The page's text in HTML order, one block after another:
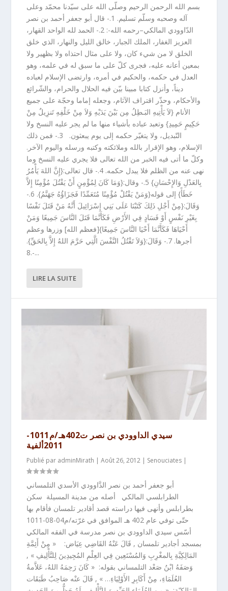
بسم الله الرحمن الرحيم وصلّى الله على سيّدنا محمّد وعلى
آله وصحبه وسلّم تسليم. 1.- قال أبو جعفر أحمد بن نصر
الدّاوودي المالكي–رحمه الله-: 2.- الحمد لله الواحد القهار،
العزيز الغفار، الملك الجبار، خالق الليل والنهار، الذي خلق
الخلق لا من شيء كان، ولا على مثال احتذاه ولا بظهير ولا
بمعين أعانه عليه، فجرى كلّ على ما سبق له في علمه، وهو
العدل في حكمه، والحكيم في أمره، وارتضى الإسلام لعباده
ديناً، وأنزل كتابا مبينا بيّن فيه الحلال والحرام، والشّرائع
والأحكام، وحذّر اقتراف الآثام، وجعله إماما وحجّة على جميع
الأنام {لاَ يَأْتِيهِ البَـطِلُ مِن بَيْنَ يَدَيْهِ وَلاَ مِنْ خَلْفِهِ تَنزِيلٌ مِنْ
حَكِيمٍ حَمِيدِ} وتعبد عباده بأشياء منها ما لم يجر عليه النسخ ولا
التّبديل، ولا يتغيّر حكمه إلى يوم يبعثون. 3.- فمن ذلك
الإسلام، وهو الإقرار بالله وملائكته وكتبه ورسله واليوم الآخر.
وكلّ ما أتى فيه الخبر من الله تعالى فلا يجري عليه النسخ وما
نهى عنه من الظلم فلا يبدل حكمه. 4.- قال تعالى:{إِنَّ اللهَ يَأْمُرُ
بِالعَدْلِ وَالإِحْسَانِ} 5.- وقال:{وَمَا كَانَ لِمُؤْمِنٍ أَنْ يَقْتُلَ مُؤْمِنًا إِلاَّ
خَطَأً} إلى قوله{وَمَنْ يَقْتُلْ مُؤْمِنًا مُتَعَمِّدًا فَجَزَاؤُهُ جَهَنَّمُ}. 6.-
وَقَالَ:{مِنْ أَجْلِ ذَلِكَ كَتَبْنَا عَلَى بَنِي إِسْرَائِيلَ أَنَّهُ مَنْ قَتَلَ نَفْسًا
بِغَيْرِ نَفْسٍ أَوْ فَسَادٍ فِي الأَرْضِ فَكَأَنَّمَا قَتَلَ النَّاسَ جَمِيعًا وَمَنْ
أَحْيَاهَا فَكَأَنَّمَا أَحْيَا النَّاسَ جَمِيعًا}[فعظم الله] وزرها وعظم
أجرها. 7.- وَقَالَ:{وَلاَ تَقْتُلُ النَّفْسَ الَّتِي حَرَّمَ اللهُ إِلاَّ بِالحَقِّ}.
8.-...
LIRE LA SUITE
سيدي الداوودي بن نصر ت402هـ/م1011-
2011ألفية
Publié par adminMirath |Août 26, 2012 | Senouciates |
أبو جعفر أحمد بن نصر الدَّاوودي الأسدي التلمساني
الطرابلسي المالكي أصله من مدينة المسيلة سكن
بطرابلس وأنهى فيها دراسته قصد أقادير تلمسان فأقام بها
حتّى توفي عام 402 هـ الموافق في غرّته/م04-08-1011
أسّس سيدي الداوودي بن نصر مدرسة في الفقه المالكي
بمسجد أجادير تلمسان , قَالَ عَنْهُ القَاضِي عِيَاض: « مِنْ أَئِمَّةِ
المَالِكِيَّةِ بِالمغْرِبِ وَالمُسْتَعِين فِي العِلْمِ المُجِيدِينَ لِلتَّأْلِيفِ » ,
وَصَفَهُ ابْنُ صَعْد التلمساني بقوله: « كَانَ رَحِمَهُ اللهُ، عَلاَّمةُ
العُلَمَاءِ، مِنْ أَكَابِرِ الأَوْلِيَاءِ… » , قَالَ عنْه صَاحِبُ طَبَقَات